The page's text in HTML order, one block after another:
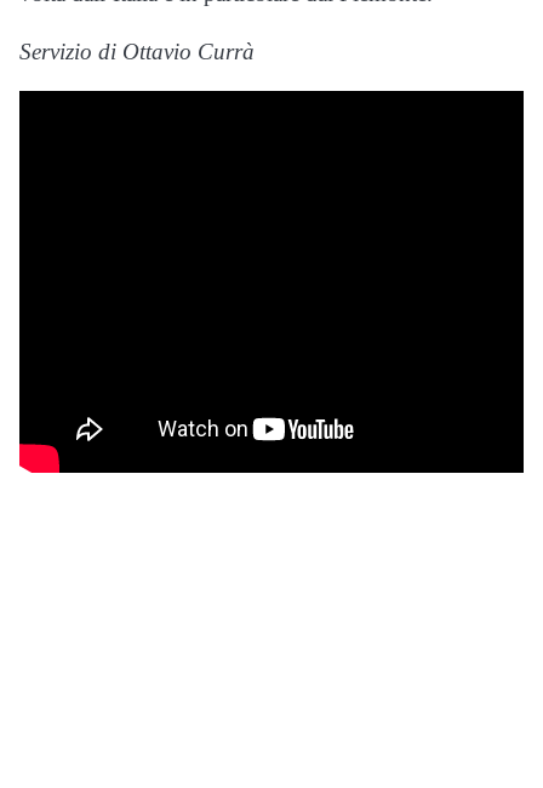
Servizio di Ottavio Currà